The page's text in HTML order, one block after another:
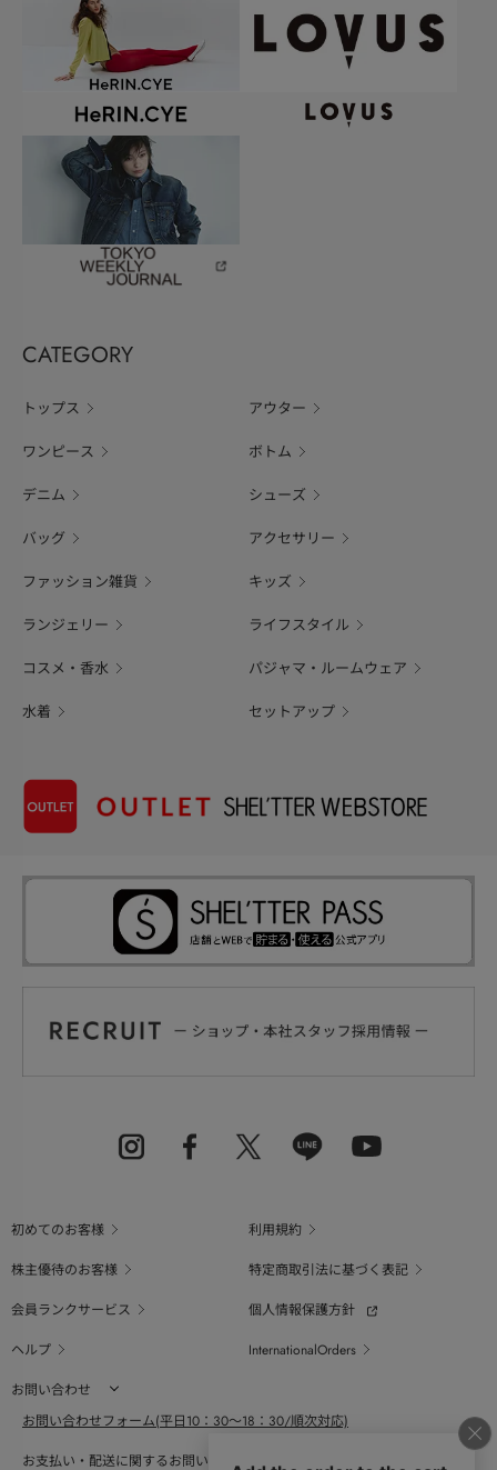
CATEGORY
トップス アウター
ワンピース ボトム
デニム シューズ
バッグ アクセサリー
ファッション雑貨 キッズ
ランジェリー ライフスタイル
コスメ・香水 パジャマ・ルームウェア
水着 セットアップ
初めてのお客様
利用規約
株主優待のお客様
特定商取引法に基づく表記
会員ランクサービス
個人情報保護方針
ヘルプ
InternationalOrders
お問い合わせ
お問い合わせフォーム(平日10：30～18：30/順次対応)
お支払い・配送に関するお問い合わせ（平日10：30～18：00）